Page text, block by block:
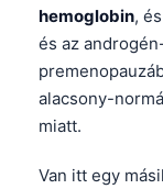
hemoglobin,
és az
alacsony-
miatt.
Van itt egy